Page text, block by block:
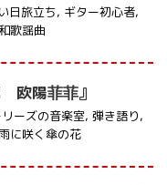
日旅立ち, ギター初心者,
歌謡曲
欧陽菲菲』
ーズの音楽室, 弾き語り,
雨に咲く傘の花